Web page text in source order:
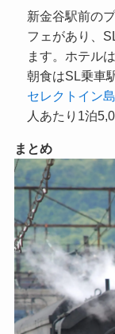
新金谷駅前の
フェがあり、
ます。ホテル
朝食はSL乗車
セレクトイン
人あたり1泊
まとめ